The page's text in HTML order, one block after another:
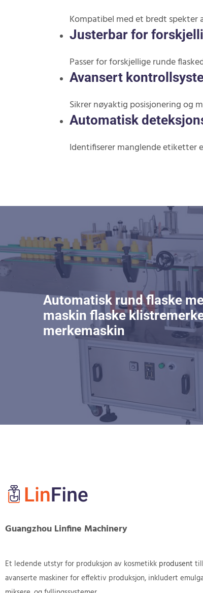
Kompatibel med et bredt
Justerbar for
Passer for forskjellige runde
Avansert
Sikrer nøyaktig posisjonering og
Automatisk
Identifiserer manglende etiketter
Automatisk rund flaske
maskin flaske
merkemaskin
Guangzhou Linfine Machinery
Et ledende utstyr for produksjon av kosmetikk produsent
avanserte maskiner for effektiv produksjon, inkludert